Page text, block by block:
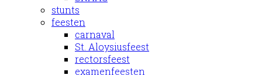
stunts
feesten
carnaval
St. Aloysiusfeest
rectorsfeest
examenfeesten